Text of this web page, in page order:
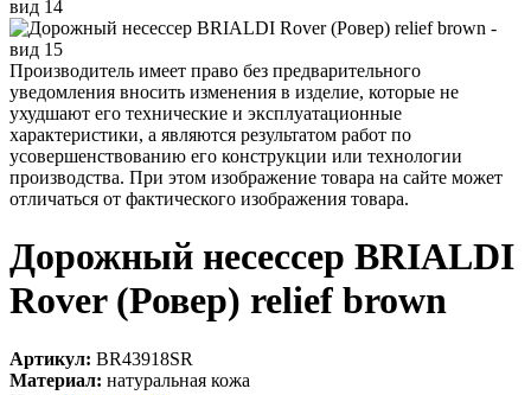
Производитель имеет право без предварительного
уведомления вносить изменения в изделие, которые не
ухудшают его технические и эксплуатационные
характеристики, а являются результатом работ по
усовершенствованию его конструкции или технологии
производства. При этом изображение товара на сайте может
отличаться от фактического изображения товара.
Дорожный несессер BRIALDI
Rover (Ровер) relief brown
Артикул: BR43918SR
Материал: натуральная кожа